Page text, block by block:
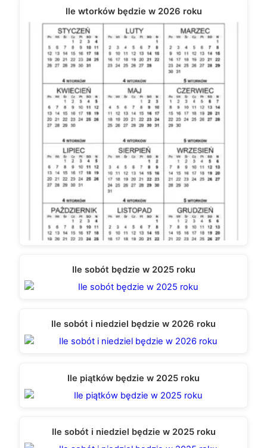
Ile wtorków będzie w 2026 roku
Ile sobót będzie w 2025 roku
Ile sobót i niedziel będzie w 2026 roku
Ile piątków będzie w 2025 roku
Ile sobót i niedziel będzie w 2025 roku